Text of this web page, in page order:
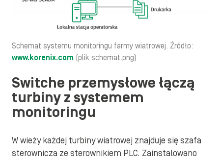
Schemat systemu monitoringu farmy wiatrowej. Źródło:
www.korenix.com (plik schemat.png)
Switche przemysłowe łączą
turbiny z systemem
monitoringu
W wieży każdej turbiny wiatrowej znajduje się szafa
sterownicza ze sterownikiem PLC. Zainstalowano